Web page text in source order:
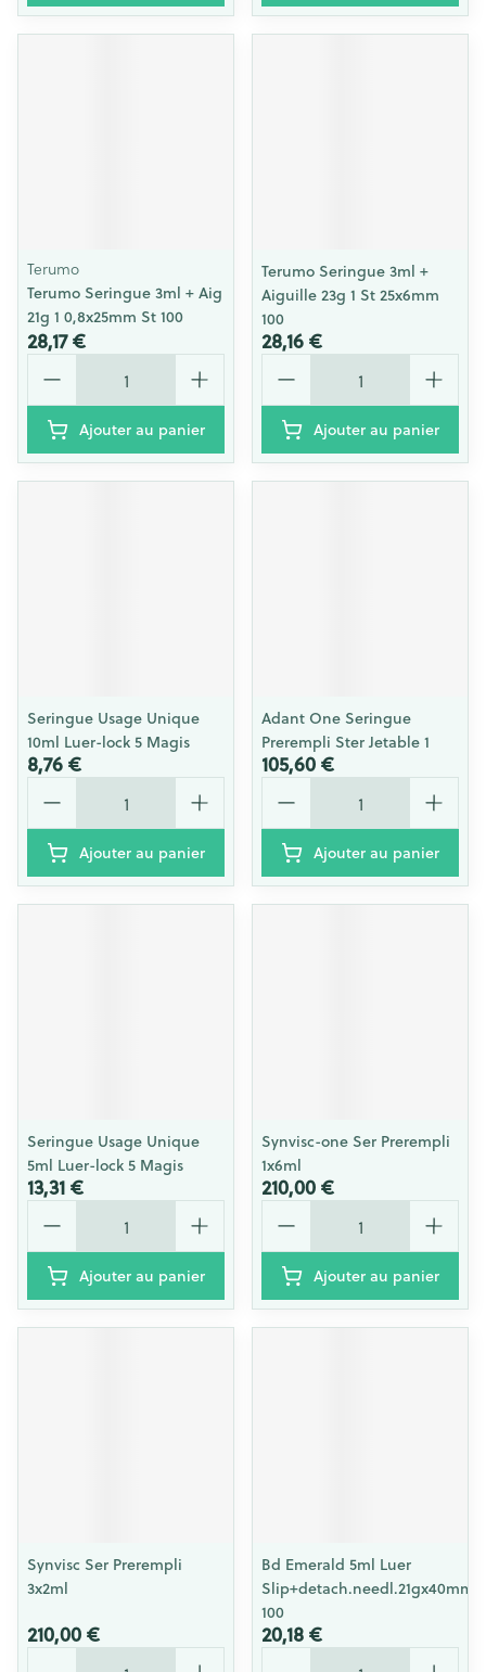
Terumo
Terumo Seringue 3ml + Aig
21g 1 0,8x25mm St 100
28,17 €
Quantité
Ajouter au panier
Terumo Seringue 3ml +
Aiguille 23g 1 St 25x6mm
100
28,16 €
Quantité
Ajouter au panier
Seringue Usage Unique
10ml Luer-lock 5 Magis
8,76 €
Quantité
Ajouter au panier
Adant One Seringue
Prerempli Ster Jetable 1
105,60 €
Quantité
Ajouter au panier
Seringue Usage Unique
5ml Luer-lock 5 Magis
13,31 €
Quantité
Ajouter au panier
Synvisc-one Ser Prerempli
1x6ml
210,00 €
Quantité
Ajouter au panier
Synvisc Ser Prerempli
3x2ml
210,00 €
Quantité
Bd Emerald 5ml Luer
Slip+detach.needl.21gx40mm
100
20,18 €
Quantité